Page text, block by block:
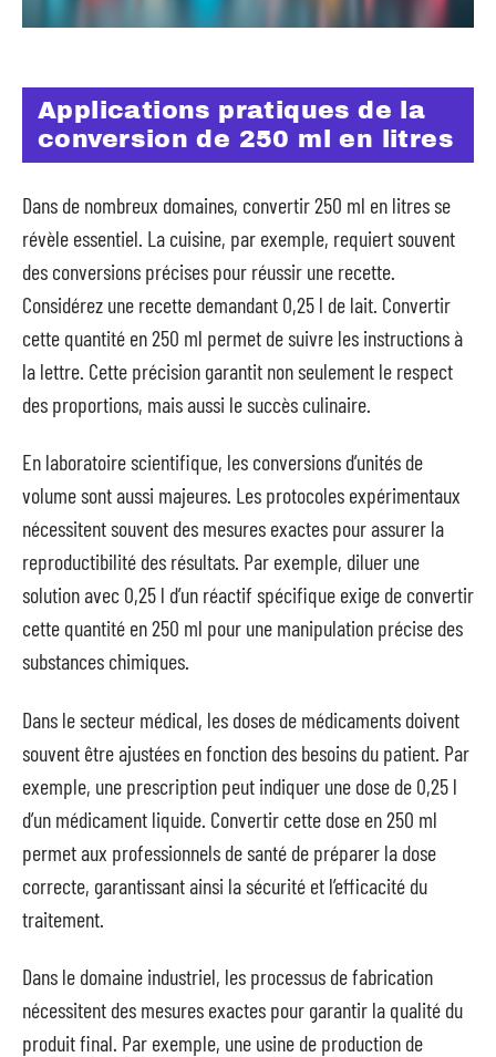
Applications pratiques de la
conversion de 250 ml en litres
Dans de nombreux domaines, convertir 250 ml en litres se
révèle essentiel. La cuisine, par exemple, requiert souvent
des conversions précises pour réussir une recette.
Considérez une recette demandant 0,25 l de lait. Convertir
cette quantité en 250 ml permet de suivre les instructions à
la lettre. Cette précision garantit non seulement le respect
des proportions, mais aussi le succès culinaire.
En laboratoire scientifique, les conversions d’unités de
volume sont aussi majeures. Les protocoles expérimentaux
nécessitent souvent des mesures exactes pour assurer la
reproductibilité des résultats. Par exemple, diluer une
solution avec 0,25 l d’un réactif spécifique exige de convertir
cette quantité en 250 ml pour une manipulation précise des
substances chimiques.
Dans le secteur médical, les doses de médicaments doivent
souvent être ajustées en fonction des besoins du patient. Par
exemple, une prescription peut indiquer une dose de 0,25 l
d’un médicament liquide. Convertir cette dose en 250 ml
permet aux professionnels de santé de préparer la dose
correcte, garantissant ainsi la sécurité et l’efficacité du
traitement.
Dans le domaine industriel, les processus de fabrication
nécessitent des mesures exactes pour garantir la qualité du
produit final. Par exemple, une usine de production de